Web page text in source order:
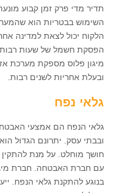
תדיר מדי פרק זמן קבוע
השימוש בבטריות הוא
הלקוח יכול לצאת למדינה
הפסקת חשמל של שעות
מיגון פלוס מספקת מערכת
ובעלת אחריות לשנים רבות.
גלאי נפח
גלאי הנפח הם אמצעי
ובבתי עסק. יתרונם הגדול
חושך מוחלט. על מנת
עם חברת האבטחה. חברת
בנוגע להתקנת גלאי הנפח.